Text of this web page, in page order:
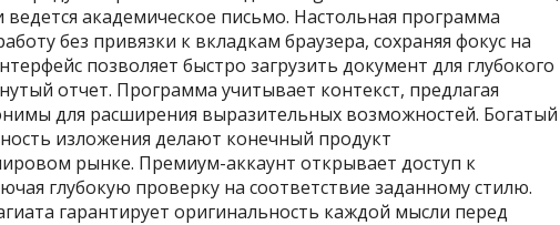
ведется академическое письмо. Настольная программа
без привязки к вкладкам браузера, сохраняя фокус на
позволяет быстро загрузить документ для глубокого
отчет. Программа учитывает контекст, предлагая
для расширения выразительных возможностей. Богатый
изложения делают конечный продукт
рынке. Премиум-аккаунт открывает доступ к
глубокую проверку на соответствие заданному стилю.
гарантирует оригинальность каждой мысли перед